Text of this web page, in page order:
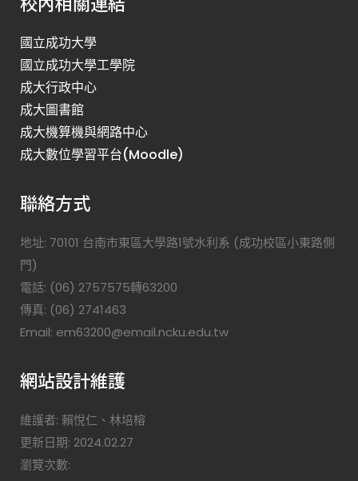
國立成功大學
國立成功大學工學院
成大行政中心
成大圖書館
成大機算機與網路中心
成大數位學習平台(Moodle)
聯絡方式
地址: 70101 台南市東區大學路1號水利系 (成功校區小東路側
門)
電話: (06) 2757575轉63200
傳真: (06) 2741463
Email: em63200@email.ncku.edu.tw
網站設計維護
維護者: 賴悅仁、林培榕
更新日期: 2024.02.27
瀏覽次數: